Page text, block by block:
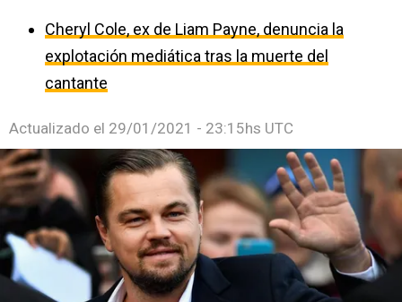
Cheryl Cole, ex de Liam Payne, denuncia la
explotación mediática tras la muerte del
cantante
Actualizado el 29/01/2021 - 23:15hs UTC